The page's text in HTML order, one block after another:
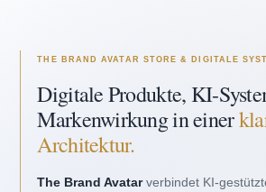
THE BRAND AVATAR STORE & DIGITALE
Digitale Produkte, KI-
Markenwirkung in einer
Architektur.
The Brand Avatarverbindet KI-